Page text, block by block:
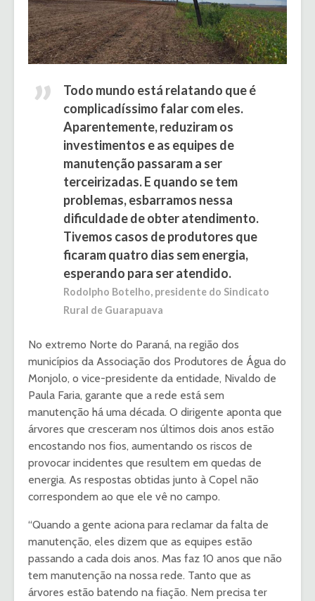
Todo mundo está relatando que é
complicadíssimo falar com eles.
Aparentemente, reduziram os
investimentos e as equipes de
manutenção passaram a ser
terceirizadas. E quando se tem
problemas, esbarramos nessa
dificuldade de obter atendimento.
Tivemos casos de produtores que
ficaram quatro dias sem energia,
esperando para ser atendido.
Rodolpho Botelho, presidente do Sindicato
Rural de Guarapuava
No extremo Norte do Paraná, na região dos
municípios da Associação dos Produtores de Água do
Monjolo, o vice-presidente da entidade, Nivaldo de
Paula Faria, garante que a rede está sem
manutenção há uma década. O dirigente aponta que
árvores que cresceram nos últimos dois anos estão
encostando nos fios, aumentando os riscos de
provocar incidentes que resultem em quedas de
energia. As respostas obtidas junto à Copel não
correspondem ao que ele vê no campo.
“Quando a gente aciona para reclamar da falta de
manutenção, eles dizem que as equipes estão
passando a cada dois anos. Mas faz 10 anos que não
tem manutenção na nossa rede. Tanto que as
árvores estão batendo na fiação. Nem precisa ter